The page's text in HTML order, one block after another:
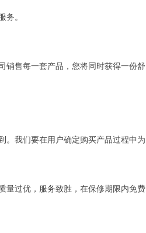
务。
销售每一套产品，您将同时获得一份舒
。我们要在用户确定购买产品过程中为
量过优，服务致胜，在保修期限内免费